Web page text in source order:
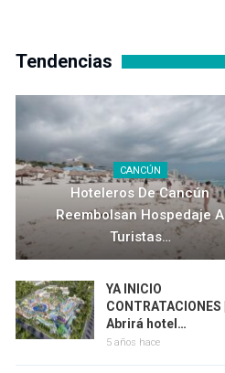
Tendencias
CANCÚN
Hoteleros De Cancún
Reembolsan Hospedaje A
Turistas…
YA INICIO
CONTRATACIONES ||
Abrirá hotel…
5 años hace